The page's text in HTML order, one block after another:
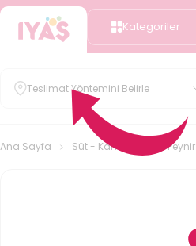
Kategoriler
Teslimat Yöntemini Belirle
Ana Sayfa Süt - Kahvaltılık Peynir